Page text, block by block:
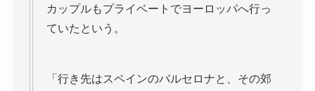
カップルもプライベートでヨーロッパへ行っ
ていたという。
「行き先はスペインのバルセロナと、その郊